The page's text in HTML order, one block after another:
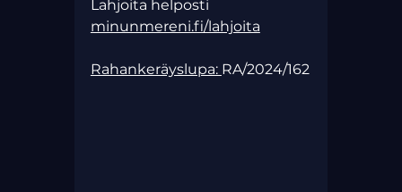
Lahjoita helposti
minunmereni.fi/lahjoita
Rahankeräyslupa: RA/2024/162